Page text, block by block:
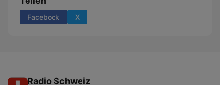
Facebook X
Radio Schweiz